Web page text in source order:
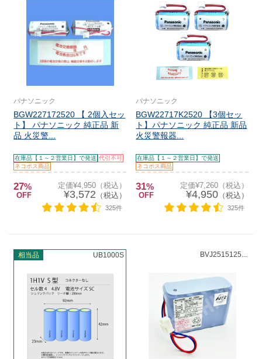
パナソニック
BGW227172520 【 2個入セッ
ト】 パナソニック 純正品 新
品 火災警...
在庫品【１～２営業日】で発送 代引不可
ネコポス商品
27%
OFF
定価¥4,950（税込）
¥3,572 （税込）
325件
パナソニック
BGW22717K2520 【3個セッ
ト】パナソニック 純正品 新品
火災警報器...
在庫品【１～２営業日】で発送
ネコポス商品
31%
OFF
定価¥7,260（税込）
¥4,950（税込）
325件
相当品 UB1000S BVJ2515125...